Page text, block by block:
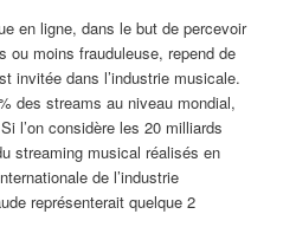
en ligne, dans le but de percevoir
ou moins frauduleuse, repend de
invitée dans l’industrie musicale.
des streams au niveau mondial,
l’on considère les 20 milliards
streaming musical réalisés en
de l’industrie
représenterait quelque 2